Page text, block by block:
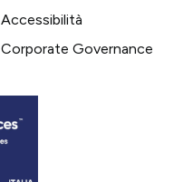
Accessibilità
Corporate Governance